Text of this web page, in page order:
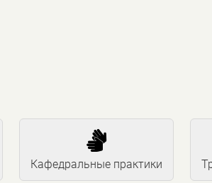

Кафедральные практики